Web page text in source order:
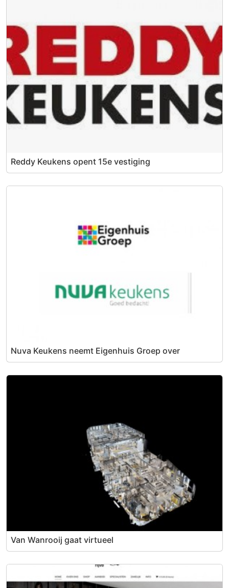
Reddy Keukens opent 15e vestiging
Nuva Keukens neemt Eigenhuis Groep over
Van Wanrooij gaat virtueel